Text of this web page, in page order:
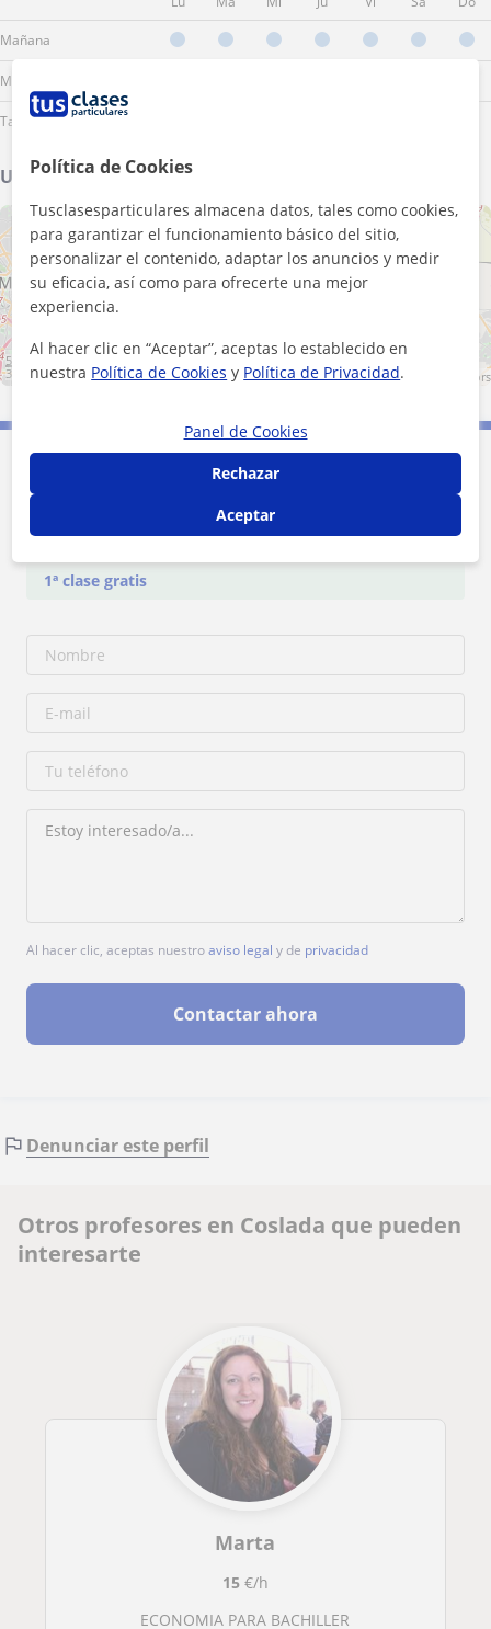
Mañana
Mediodía
Tarde
Ubicación de mis clases
+ −
5 km
3 mi
Leaflet| ©OpenStreetMap contributors
Contacta con Jesús
Tarifa 10€/h
1ª clase gratis
Al hacer clic, aceptas nuestroaviso legal y de privacidad
Contactar ahora
Denunciar este perfil
Otros profesores en Coslada que pueden
interesarte
Marta
15€/h
ECONOMIA PARA BACHILLER
Política de Cookies
Tusclasesparticulares almacena datos, tales como cookies,
para garantizar el funcionamiento básico del sitio,
personalizar el contenido, adaptar los anuncios y medir
su eficacia, así como para ofrecerte una mejor
experiencia.
Al hacer clic en “Aceptar”, aceptas lo establecido en
nuestra Política de Cookies y Política de Privacidad.
Panel de Cookies
Rechazar
Aceptar